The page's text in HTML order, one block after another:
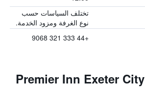
تختلف السياسات حسب
نوع الغرفة ومزود الخدمة.
+44 333 321 9068
تقييمات حول Premier Inn Exeter City